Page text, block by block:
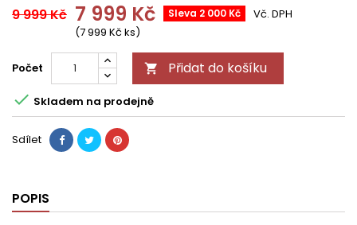
9 999 Kč 7 999 Kč Sleva 2 000 Kč
(7 999 Kč ks)
Vč. DPH
Počet  Přidat do košíku
 Skladem na prodejně
Sdílet
POPIS